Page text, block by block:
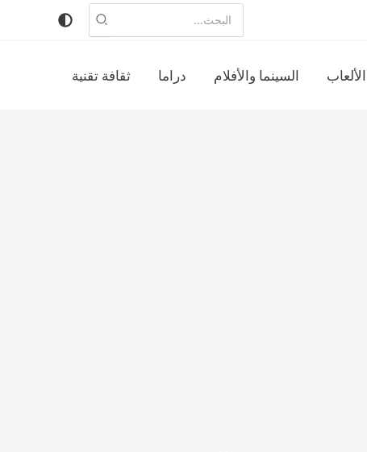
عن:
الألعاب السينما والأفلام دراما ثقافة تقنية